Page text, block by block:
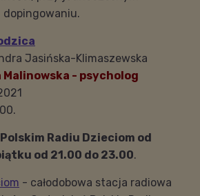
dopingowaniu.
Jasińska-Klimaszewska
- psycholog
Radiu Dzieciom od
od 21.00 do 23.00.
- całodobowa stacja radiowa